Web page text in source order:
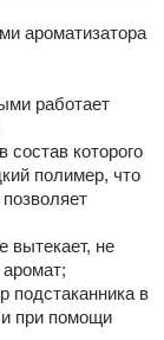
ароматизатора
работает
которого
полимер, что
вытекает, не
подстаканника в
при помощи